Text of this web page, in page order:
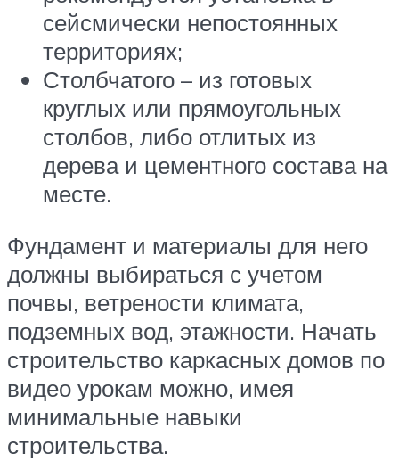
сейсмически непостоянных
территориях;
Столбчатого – из готовых
круглых или прямоугольных
столбов, либо отлитых из
дерева и цементного состава на
месте.
Фундамент и материалы для него
должны выбираться с учетом
почвы, ветрености климата,
подземных вод, этажности. Начать
строительство каркасных домов по
видео урокам можно, имея
минимальные навыки
строительства.